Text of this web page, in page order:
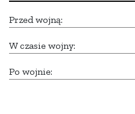
Przed wojną:
W czasie wojny:
Po wojnie: